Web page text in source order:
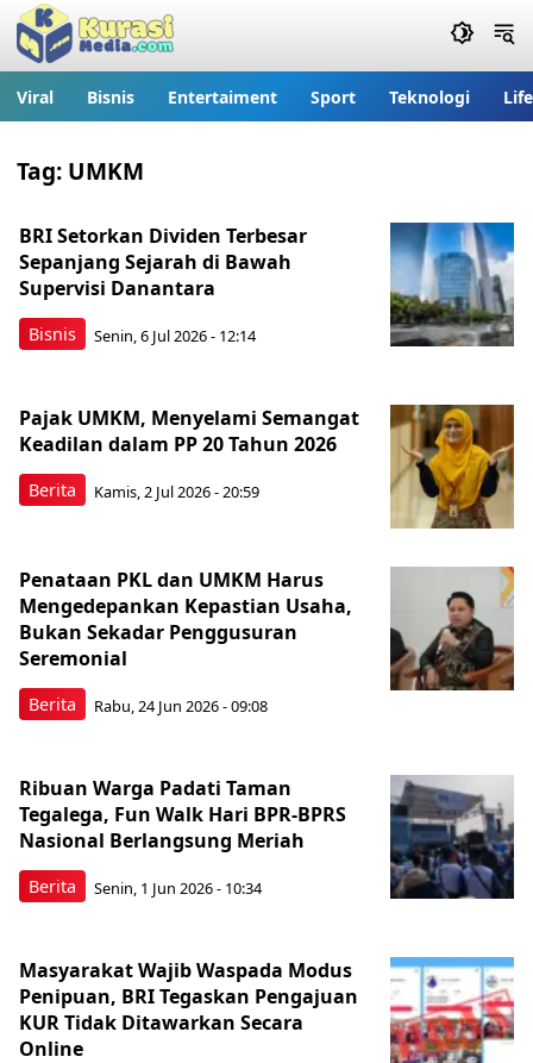
Viral Bisnis Entertaiment Sport Teknologi
Tag: UMKM
Bisnis
BRI Setorkan Dividen Terbesar
Sepanjang Sejarah di Bawah
Supervisi Danantara
Senin, 6 Jul 2026 - 12:14
Berita
Pajak UMKM, Menyelami Semangat
Keadilan dalam PP 20 Tahun 2026
Kamis, 2 Jul 2026 - 20:59
Berita
Penataan PKL dan UMKM Harus
Mengedepankan Kepastian Usaha,
Bukan Sekadar Penggusuran
Seremonial
Rabu, 24 Jun 2026 - 09:08
Berita
Ribuan Warga Padati Taman
Tegalega, Fun Walk Hari BPR-BPRS
Nasional Berlangsung Meriah
Senin, 1 Jun 2026 - 10:34
Masyarakat Wajib Waspada Modus
Penipuan, BRI Tegaskan Pengajuan
KUR Tidak Ditawarkan Secara
Online